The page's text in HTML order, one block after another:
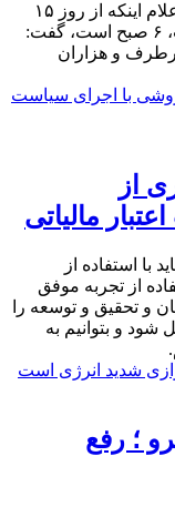
رییس سازمان اداری و استخدامی کشور با اعلام اینکه از روز ۱۵
خرداد ماه به بعد ساعت شروع به کار ادارات، ۶ صبح است، گفت:
برطرف و هزاران
از
مالیاتی
استفاده از
از تجربه موفق
و تحقیق و توسعه را
شود و بتوانیم به
؛ رفع